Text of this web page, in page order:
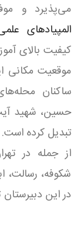
می‌پذیرد و
المپیادهای
کیفیت بالای
موقعیت مکانی
ساکنان
حسین، شهید
تبدیل کرده
از جمله در
شکوفه، رسالت،
در این دبیرستان